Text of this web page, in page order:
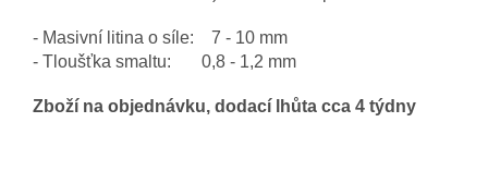
- Masivní litina o síle: 7 - 10 mm
- Tloušťka smaltu: 0,8 - 1,2 mm
Zboží na objednávku, dodací lhůta cca 4 týdny